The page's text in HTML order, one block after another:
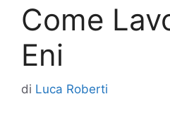
Come
Eni
di Luca Roberti